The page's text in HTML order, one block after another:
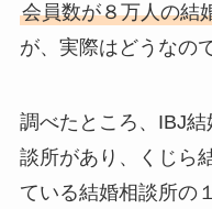
会員数が８万人の結
が、実際はどうなの
調べたところ、IBJ
談所があり、くじら
ている結婚相談所の